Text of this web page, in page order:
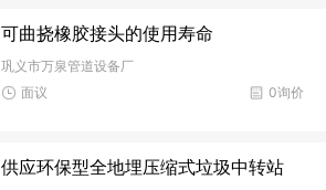
可曲挠橡胶接头的使用寿命
巩义市万泉管道设备厂
0询价
面议
供应环保型全地埋压缩式垃圾中转站